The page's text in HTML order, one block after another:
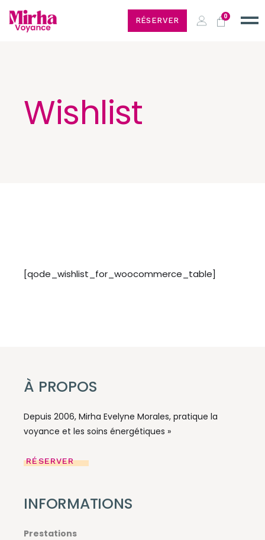
RÉSERVER
0
Wishlist
[qode_wishlist_for_woocommerce_table]
À PROPOS
Depuis 2006, Mirha Evelyne Morales, pratique la
voyance et les soins énergétiques »
RÉSERVER
INFORMATIONS
Prestations